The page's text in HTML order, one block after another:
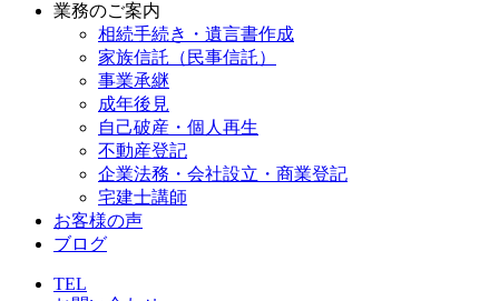
業務のご案内
相続手続き・遺言書作成
家族信託（民事信託）
事業承継
成年後見
自己破産・個人再生
不動産登記
企業法務・会社設立・商業登記
宅建士講師
お客様の声
ブログ
TEL